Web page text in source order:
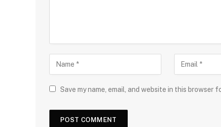
Save my name, email, and website in this browser